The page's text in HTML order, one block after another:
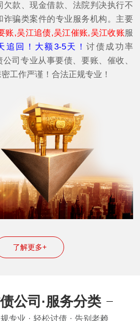
欠款、现金借款、法院判决执行不
诈骗类案件的专业服务机构。主要
账,吴江追债,吴江催账,吴江收账服
追回！大额3-5天！讨债成功率
司专业从事要债、要账、催收、
工作严谨！合法正规专业！
了解更多+
公司·服务分类
专业 · 轻松讨债 · 告别老赖